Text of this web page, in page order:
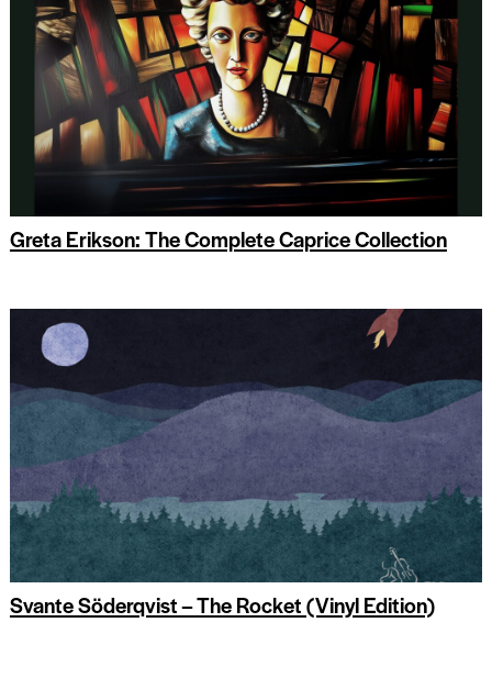
Greta Erikson: The Complete Caprice Collection
Svante Söderqvist – The Rocket (Vinyl Edition)